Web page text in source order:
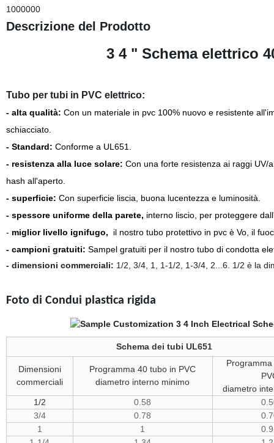
1000000
Descrizione del Prodotto
3 4 " Schema elettrico
Tubo per tubi in PVC elettrico:
- alta qualità: Con un materiale in pvc 100% nuovo e resistente
schiacciato.
- Standard: Conformea UL651.
- resistenza alla luce solare: Con una forte resistenza ai raggi UV/
hash all'aperto.
- superficie: Con superficie liscia, buona lucentezza e luminosità.
- spessore uniforme della parete, interno liscio, per proteggere
- miglior livello ignifugo,
il nostro tubo protettivo in pvc è Vo, il
- campioni gratuiti: Sampel gratuiti per il nostro tubo di condotta
- dimensioni commerciali: 1/2, 3/4, 1, 1-1/2, 1-3/4, 2...6. 1/2 è la
Foto di Condui plastica rigida
Schema dei tubi UL651
Dimensioni
commerciali
Programma 40 tubo in PVC
diametro interno minimo
diametro
1/2
0.58
3/4
0.78
1
1